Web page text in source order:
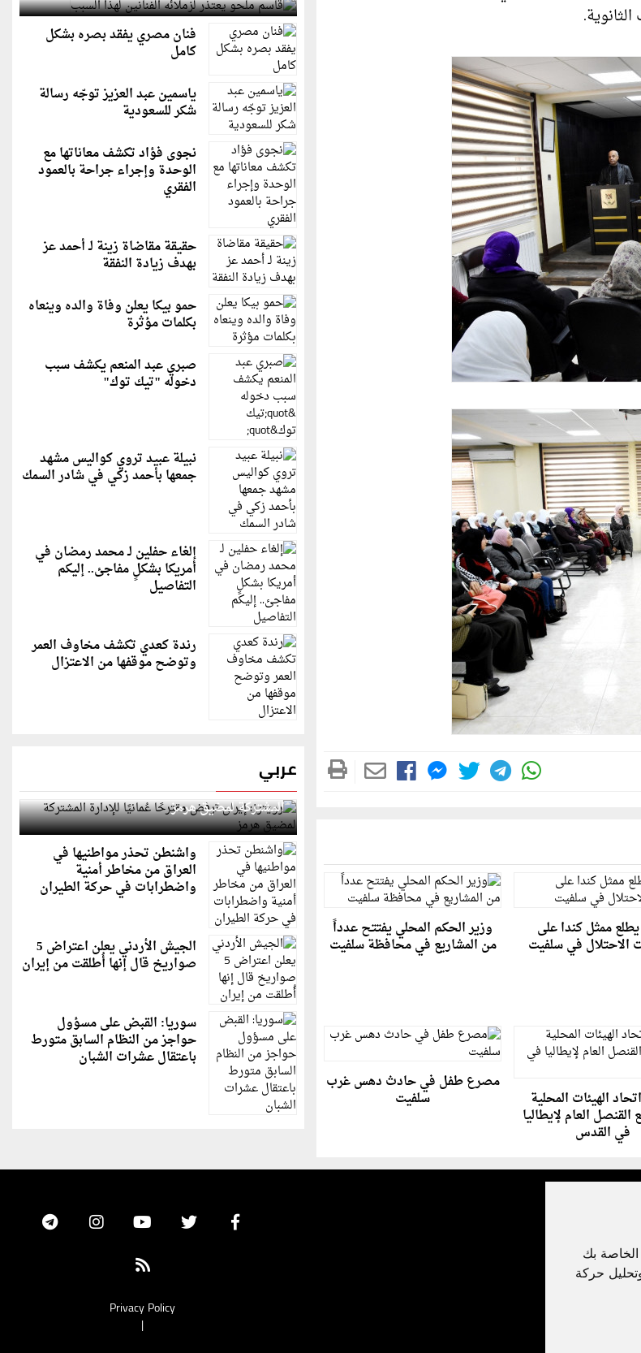
الخاصة بك
حركة
ممثل كندا على
الاحتلال في سلفيت
وزير الحكم المحلي يفتتح عدداً
من المشاريع في محافظة سلفيت
الهيئات المحلية
العام لإيطاليا
في القدس
مصرع طفل في حادث دهس غرب
سلفيت
فنان مصري يفقد بصره بشكل
كامل
ياسمين عبد العزيز توجّه رسالة
شكر للسعودية
نجوى فؤاد تكشف معاناتها مع
الوحدة وإجراء جراحة بالعمود
الفقري
حقيقة مقاضاة زينة لـ أحمد عز
بهدف زيادة النفقة
حمو بيكا يعلن وفاة والده وينعاه
بكلمات مؤثرة
صبري عبد المنعم يكشف سبب
دخوله "تيك توك"
نبيلة عبيد تروي كواليس مشهد
جمعها بأحمد زكي في شادر السمك
إلغاء حفلين لـ محمد رمضان في
أمريكا بشكلٍ مفاجئ.. إليكم
التفاصيل
رندة كعدي تكشف مخاوف العمر
وتوضح موقفها من الاعتزال
عربي
رويترز: إيران ترفض مقترحًا عُمانيًا للإدارة
المشتركة لمضيق هرمز
واشنطن تحذر مواطنيها في
العراق من مخاطر أمنية
واضطرابات في حركة الطيران
الجيش الأردني يعلن اعتراض 5
صواريخ قال إنها أُطلقت من إيران
سوريا: القبض على مسؤول
حواجز من النظام السابق متورط
باعتقال عشرات الشبان
Privacy Policy
|